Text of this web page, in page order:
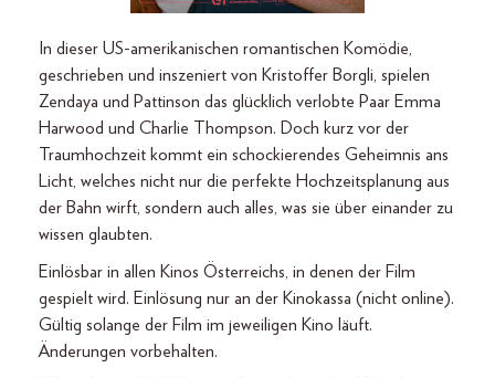
In dieser US-amerikanischen romantischen Komödie,
geschrieben und inszeniert von Kristoffer Borgli, spielen
Zendaya und Pattinson das glücklich verlobte Paar Emma
Harwood und Charlie Thompson. Doch kurz vor der
Traumhochzeit kommt ein schockierendes Geheimnis ans
Licht, welches nicht nur die perfekte Hochzeitsplanung aus
der Bahn wirft, sondern auch alles, was sie über einander zu
wissen glaubten.
Einlösbar in allen Kinos Österreichs, in denen der Film
gespielt wird. Einlösung nur an der Kinokassa (nicht online).
Gültig solange der Film im jeweiligen Kino läuft.
Änderungen vorbehalten.